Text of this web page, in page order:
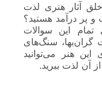
خلق آثار هنری لذت
و پر درآمد هستید؟
تمام این سوالات
گران‌بها، سنگ‌های
هنر می‌توانید
آن لذت ببرید.